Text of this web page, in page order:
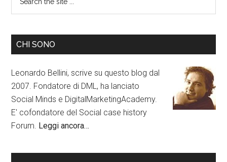
CHI SONO
Leonardo Bellini, scrive su questo blog dal
2007. Fondatore di DML, ha lanciato
Social Minds e DigitalMarketingAcademy.
E' cofondatore del Social case history
Forum. Leggi ancora…